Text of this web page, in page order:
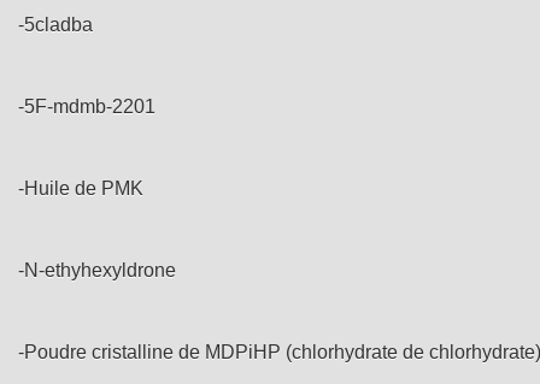
-5cladba
-5F-mdmb-2201
-Huile de PMK
-N-ethyhexyldrone
-Poudre cristalline de MDPiHP (chlorhydrate de chlorhydrate)